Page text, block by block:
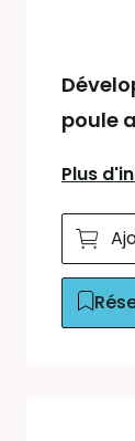
poule
Plus